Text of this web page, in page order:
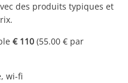
des produits typiques et
€ 110 (55.00 € par
wi-fi